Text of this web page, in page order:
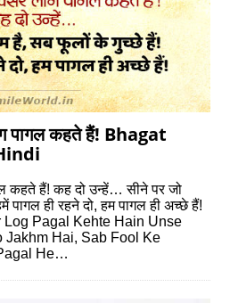
पागल कहते हैं! Bhagat
कहते हैं! कह दो उन्हें… सीने पर जो
ही रहने दो, हम पागल ही अच्छे हैं!
Log Pagal Kehte Hain Unse
Hai, Sab Fool Ke
He…